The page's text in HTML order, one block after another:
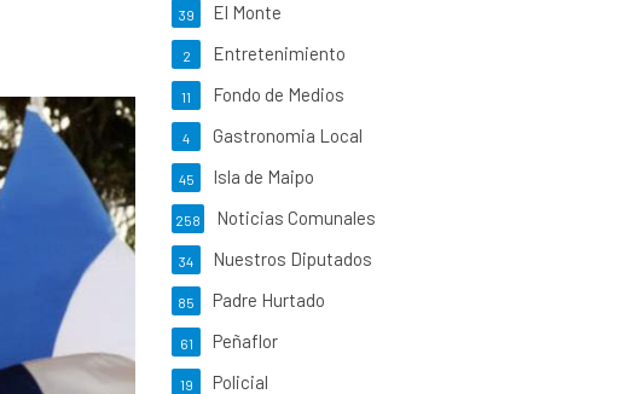
El Monte
39
Entretenimiento
2
Fondo de Medios
11
Gastronomia Local
4
Isla de Maipo
45
Noticias Comunales
258
Nuestros Diputados
34
Padre Hurtado
85
Peñaflor
61
Policial
19